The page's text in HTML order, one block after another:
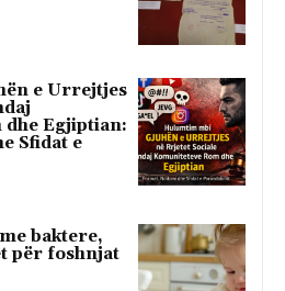
e Urrejtjes
dhe Egjiptian:
Sfidat e
baktere,
për foshnjat